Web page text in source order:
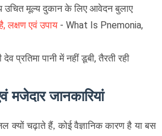
उचित मूल्य दुकान के लिए आवेदन बुलाए
लक्षण एवं उपाय - What Is Pnemonia,
प्रतिमा पानी में नहीं डूबी, तैरती रही
मजेदार जानकारियां
क्यों चढ़ाते हैं, कोई वैज्ञानिक कारण है या बस